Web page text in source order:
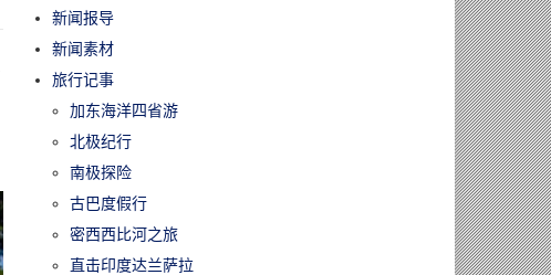
新闻报导
新闻素材
旅行记事
加东海洋四省游
北极纪行
南极探险
古巴度假行
密西西比河之旅
直击印度达兰萨拉